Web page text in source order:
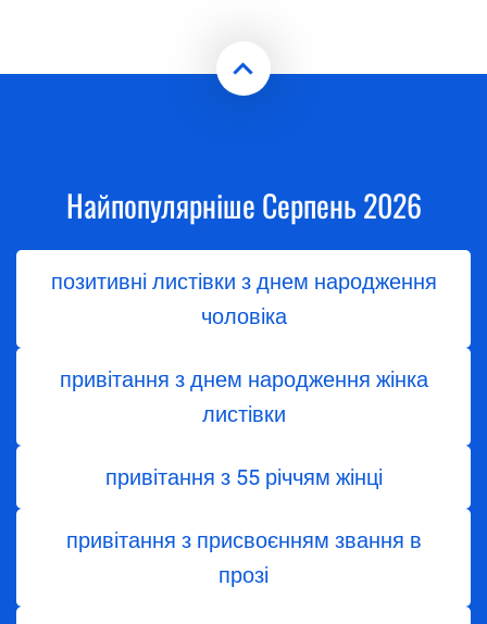
Найпопулярніше Серпень 2026
позитивні листівки з днем народження
чоловіка
привітання з днем народження жінка
листівки
привітання з 55 річчям жінці
привітання з присвоєнням звання в
прозі